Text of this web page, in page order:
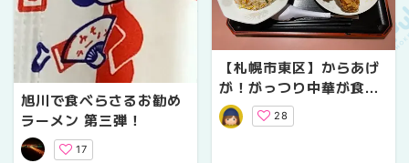
旭川で食べらさるお勧め
ラーメン 第三弾！
17
【札幌市東区】からあげ
が！がっつり中華が食べ
たい！ならば中華食堂サ
ウスヴィラ（南苑）！
28